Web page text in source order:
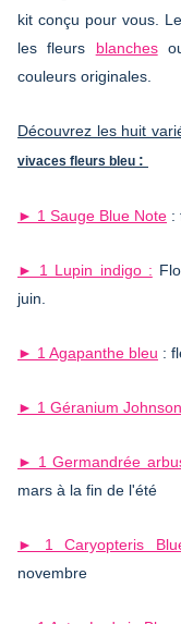
kit conçu pour vous.
les fleurs blanches
couleurs originales.
Découvrez les huit
vivaces fleurs bleu :
► 1 Sauge Blue Note :
► 1 Lupin indigo :
juin.
► 1 Agapanthe bleu :
► 1 Géranium
► 1 Germandrée
mars à la fin de l'été
► 1 Caryopteris
novembre